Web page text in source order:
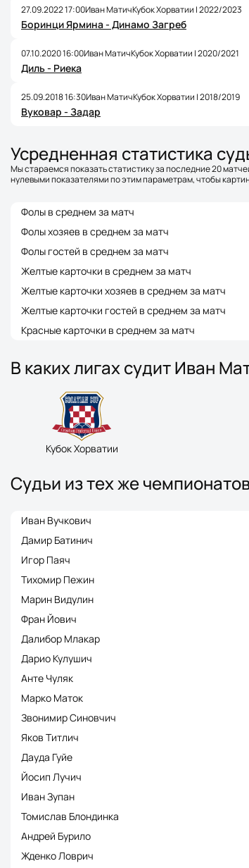
27.09.2022 17:00Иван МатичКубок Хорватии | 2022/2023
Боринци Ярмина - Динамо Загреб
07.10.2020 16:00Иван МатичКубок Хорватии | 2020/2021
Диль - Риека
25.09.2018 16:30Иван МатичКубок Хорватии | 2018/2019
Вуковар - Задар
Усредненная статистика
Мы стараемся показать статистику за последние 20
нулевыми показателями по этим параметрам, чтобы
Фолы в среднем за матч
Фолы хозяев в среднем за матч
Фолы гостей в среднем за матч
Желтые карточки в среднем за матч
Желтые карточки хозяев в среднем за матч
Желтые карточки гостей в среднем за матч
Красные карточки в среднем за матч
В каких лигах судит Иван
Кубок Хорватии
Судьи из тех же
Иван Вучкович
Дамир Батинич
Игор Паяч
Тихомир Пежин
Марин Видулин
Фран Йович
Далибор Млакар
Дарио Кулушич
Анте Чуляк
Марко Маток
Звонимир Синовчич
Яков Титлич
Дауда Гуйе
Йосип Лучич
Иван Зупан
Томислав Блондинка
Андрей Бурило
Жденко Ловрич